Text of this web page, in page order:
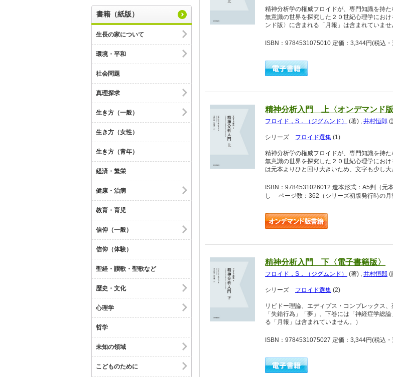
書籍（紙版）
生長の家について
環境・平和
社会問題
真理探求
生き方（一般）
生き方（女性）
生き方（青年）
経済・繁栄
健康・治病
教育・育児
信仰（一般）
信仰（体験）
聖経・讃歌・聖歌など
歴史・文化
心理学
哲学
未知の領域
こどものために
精神分析学の権威フロイドが、専門知識を持
無意識の世界を探究した２０世紀心理学にお
ンド版〉に含まれる「月報」は含まれていませ
ISBN：9784531075010 定価：3,344円(税込
精神分析入門 上〈オンデマンド版
フロイド，S．（ジグムンド） (著) , 井村恒郎 (
シリーズ フロイド選集 (1)
精神分析学の権威フロイドが、専門知識を持
無意識の世界を探究した２０世紀心理学にお
は元本よりひと回り大きいため、文字も少し大
ISBN：9784531026012 造本形式：A5判（元
し ページ数：362（シリーズ初版発行時の
精神分析入門 下〈電子書籍版〉
フロイド，S．（ジグムンド） (著) , 井村恒郎 (
シリーズ フロイド選集 (2)
リビドー理論、エディプス・コンプレックス
「失錯行為」「夢」、下巻には「神経症学総
る「月報」は含まれていません。）
ISBN：9784531075027 定価：3,344円(税込